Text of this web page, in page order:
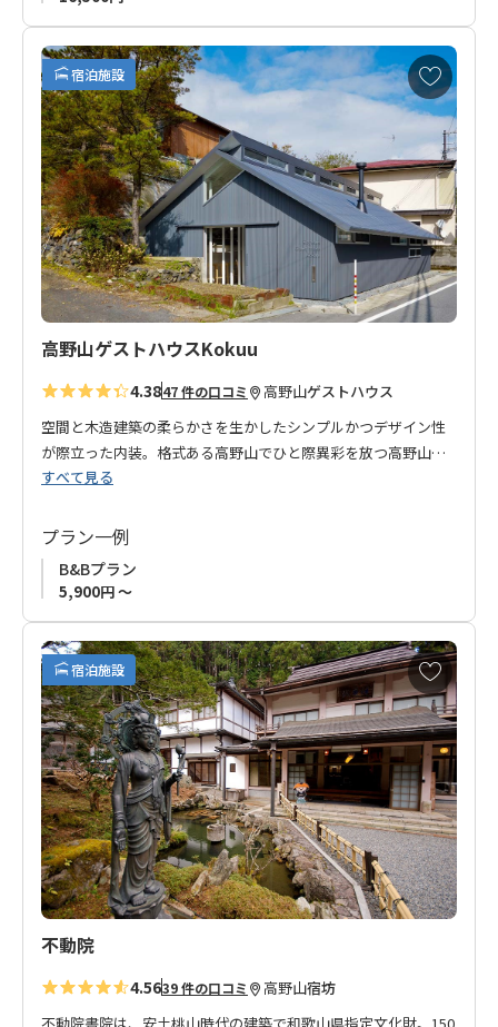
宿泊施設
お
気
に
り
に
追
加
高野山ゲストハウスKokuu
4.3847 件の口コミ 高野山ゲストハウス
空間と木造建築の柔らかさを生かしたシンプルかつデザイン性
が際立った内装。格式ある高野山でひと際異彩を放つ高野山ゲ
ストハウス Kokuu。高野山を訪れる外国人や若者のバックパッ
しました。マウンテンカプセルを中心とした小さいベッドルー
ムと、くつろぎの場であるオープンなバースペースがあり、プ
ライベートを保ちながら宿泊者同士の出会いや交流の場を生ん
でいきます。“Kokuu（コクウ）”とは、仏教用語で「空間」や
た新鋭のゲストハウスです。
■ご予約受付について
お申込みの受付はご利用希望日の90日前からです。
すべて見る
プラン一例
B&Bプラン
5,900円 ～
宿泊施設
お
気
に
入
り
に
追
加
不動院
4.5639 件の口コミ 高野山宿坊